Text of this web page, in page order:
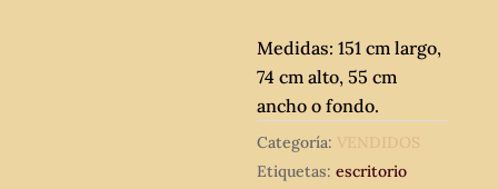
Medidas: 151 cm largo,
74 cm alto, 55 cm
ancho o fondo.
Categoría: VENDIDOS
Etiquetas:escritorio